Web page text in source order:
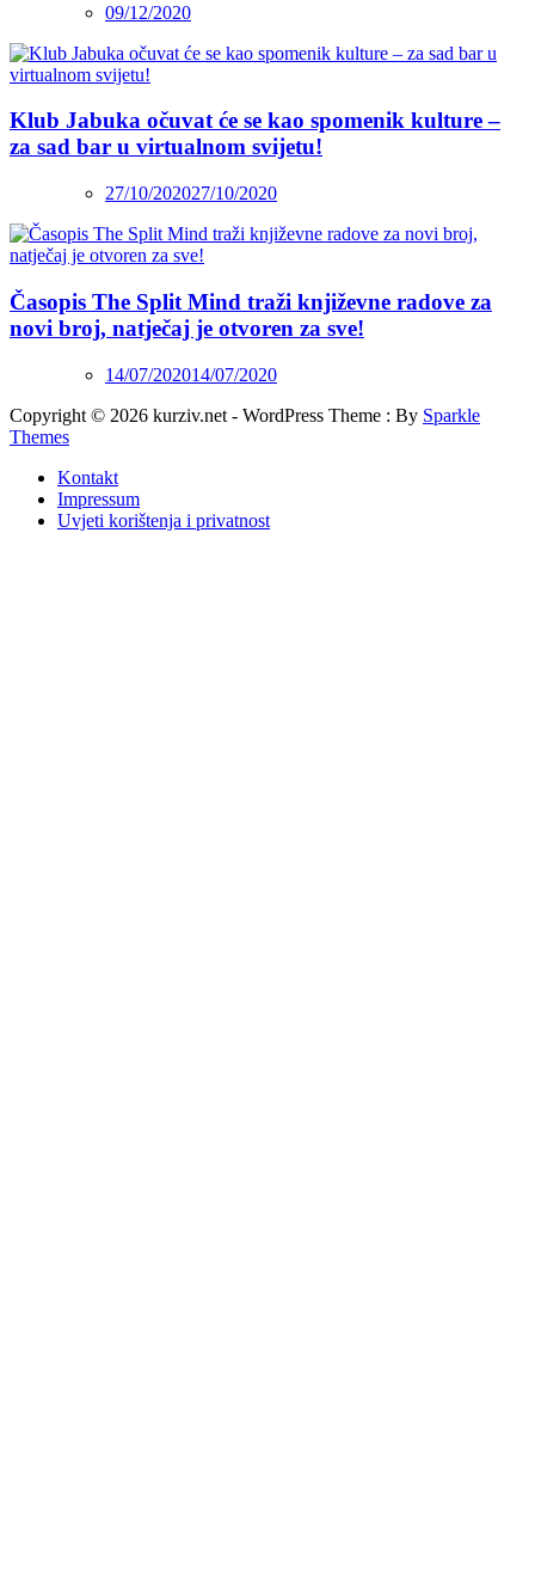
09/12/2020
Klub Jabuka očuvat će se kao spomenik kulture –
za sad bar u virtualnom svijetu!
27/10/202027/10/2020
Časopis The Split Mind traži književne radove za
novi broj, natječaj je otvoren za sve!
14/07/202014/07/2020
Copyright © 2026 kurziv.net - WordPress Theme : By Sparkle
Themes
Kontakt
Impressum
Uvjeti korištenja i privatnost